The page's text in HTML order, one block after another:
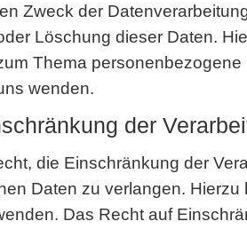
Zweck der
Löschung dieser Daten.
Thema
wenden.
der
die Einschränkung der
Daten zu verlangen. Hierzu
Das Recht auf